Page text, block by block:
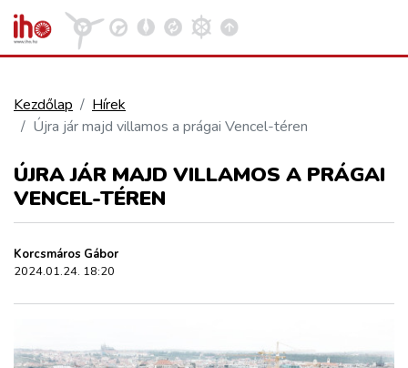
VASÚT
KÖZÚT
REPÜLÉS
KÖZLEKEDÉSFEJLESZTÉS
ELLÁTÁSI LÁNC
Kosár megtekintése
Kezdőlap
Hírek
Újra jár majd villamos a prágai Vencel-téren
ÚJRA JÁR MAJD VILLAMOS A PRÁGAI
VENCEL-TÉREN
Korcsmáros Gábor
2024.01.24. 18:20